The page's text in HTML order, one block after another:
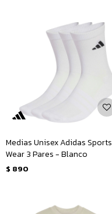
Medias Unisex Adidas Sports
Wear 3 Pares - Blanco
$ 890